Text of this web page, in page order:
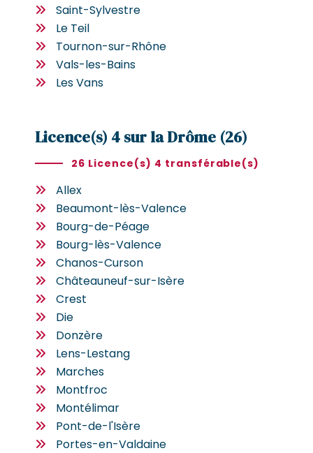
Saint-Sylvestre
Le Teil
Tournon-sur-Rhône
Vals-les-Bains
Les Vans
Licence(s) 4 sur la Drôme (26)
26 Licence(s) 4 transférable(s)
Allex
Beaumont-lès-Valence
Bourg-de-Péage
Bourg-lès-Valence
Chanos-Curson
Châteauneuf-sur-Isère
Crest
Die
Donzère
Lens-Lestang
Marches
Montfroc
Montélimar
Pont-de-l'Isère
Portes-en-Valdaine